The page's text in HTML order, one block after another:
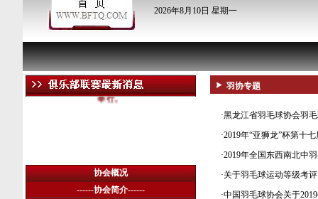
2026年8月10日 星期一
羽毛球比赛的通知
2016年10月19日—21 日，在力龙羽毛球馆
举行。
协会概况
------协会简介------
羽协专题
·黑龙江省羽毛球协会羽
·2019年“亚狮龙”杯第十
·2019年全国东西南北中
·关于羽毛球运动等级考
·中国羽毛球协会关于